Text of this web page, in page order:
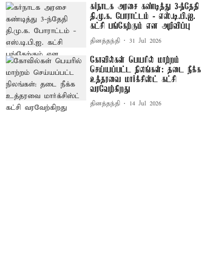
கர்நாடக அரசை கண்டித்து 3-ந்தேதி
தி.மு.க. போராட்டம் - எஸ்.டி.பி.ஐ.
கட்சி பங்கேற்கும் என அறிவிப்பு
தினத்தந்தி 31 Jul 2026
கோவில்கள் பெயரில் மாற்றம்
செய்யப்பட்ட நிலங்கள்: தடை நீக்க
உத்தரவை மார்க்சிஸ்ட் கட்சி
வரவேற்கிறது
தினத்தந்தி 14 Jul 2026